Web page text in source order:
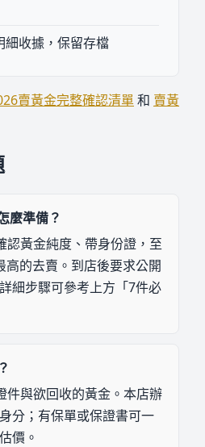
細收據，保留存檔
賣黃金完整確認清單和 賣黃
麼準備？
認黃金純度、帶身份證，至
高的去賣。到店後要求公開
細步驟可參考上方「7件必
件與欲回收的黃金。本店辦
分；有保單或保證書可一
價。